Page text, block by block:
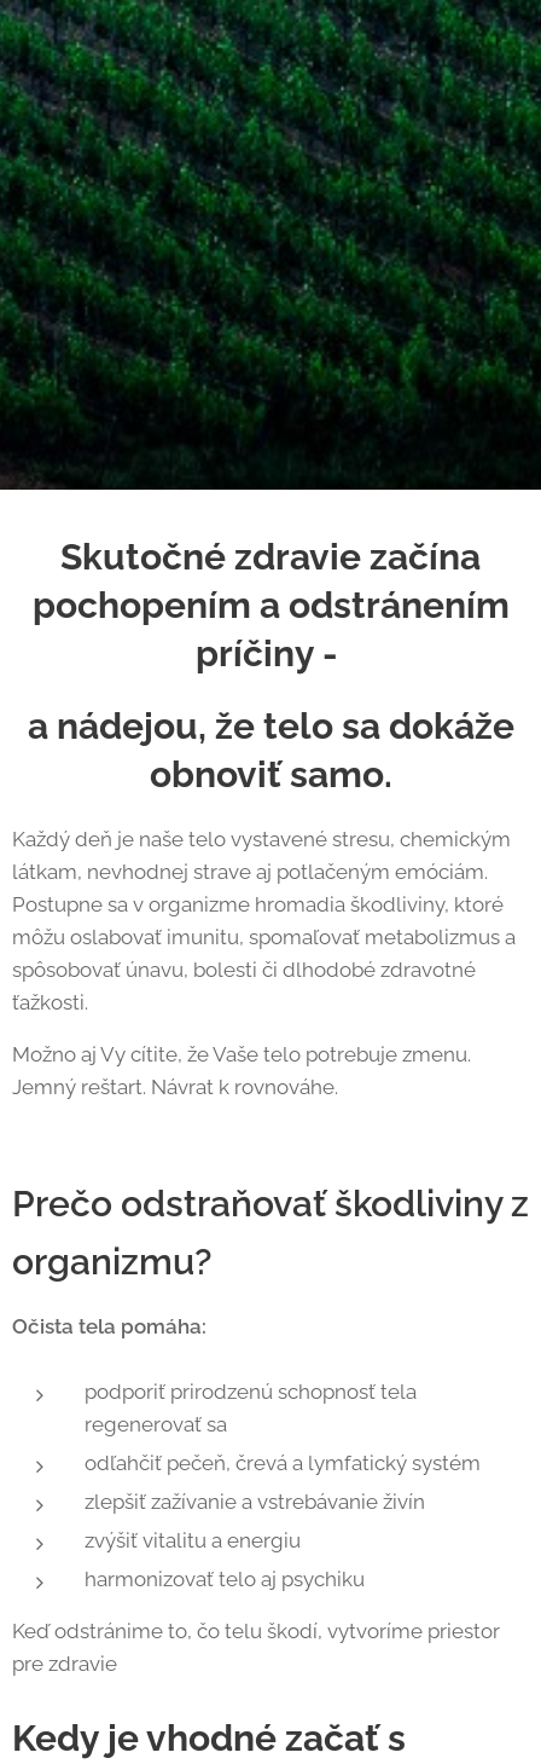
Skutočné zdravie začína
pochopením a odstránením
príčiny -
a nádejou, že telo sa dokáže
obnoviť samo.
Každý deň je naše telo vystavené stresu, chemickým
látkam, nevhodnej strave aj potlačeným emóciám.
Postupne sa v organizme hromadia škodliviny, ktoré
môžu oslabovať imunitu, spomaľovať metabolizmus a
spôsobovať únavu, bolesti či dlhodobé zdravotné
ťažkosti.
Možno aj Vy cítite, že Vaše telo potrebuje zmenu.
Jemný reštart. Návrat k rovnováhe.
Prečo odstraňovať škodliviny z
organizmu?
Očista tela pomáha:
podporiť prirodzenú schopnosť tela
regenerovať sa
odľahčiť pečeň, črevá a lymfatický systém
zlepšiť zažívanie a vstrebávanie živín
zvýšiť vitalitu a energiu
harmonizovať telo aj psychiku
Keď odstránime to, čo telu škodí, vytvoríme priestor
pre zdravie
Kedy je vhodné začať s